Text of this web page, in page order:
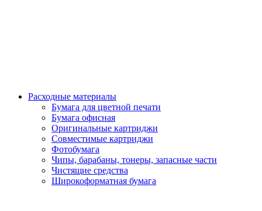
Расходные материалы
Бумага для цветной печати
Бумага офисная
Оригинальные картриджи
Совместимые картриджи
Фотобумага
Чипы, барабаны, тонеры, запасные части
Чистящие средства
Широкоформатная бумага